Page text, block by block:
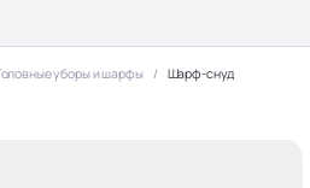
уборы и шарфы Шарф-снуд